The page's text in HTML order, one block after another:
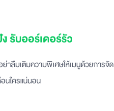
รับออร์เดอร์รัว
ลืมเติมความพิเศษให้เมนูด้วยการจัด
นใครแน่นอน